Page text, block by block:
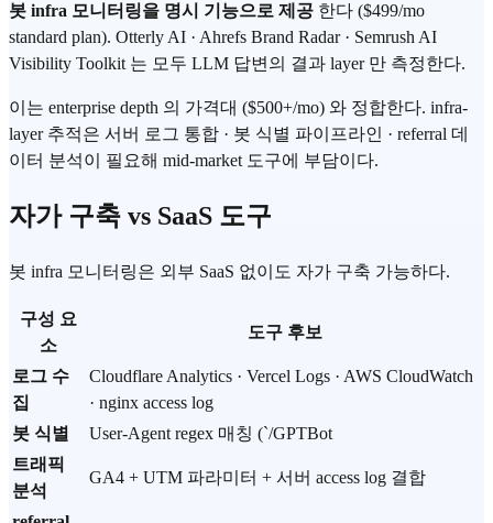
봇 infra 모니터링을 명시 기능으로 제공 한다 ($499/mo
standard plan). Otterly AI · Ahrefs Brand Radar · Semrush AI
Visibility Toolkit 는 모두 LLM 답변의 결과 layer 만 측정한다.
이는 enterprise depth 의 가격대 ($500+/mo) 와 정합한다. infra-
layer 추적은 서버 로그 통합 · 봇 식별 파이프라인 · referral 데
이터 분석이 필요해 mid-market 도구에 부담이다.
자가 구축 vs SaaS 도구
봇 infra 모니터링은 외부 SaaS 없이도 자가 구축 가능하다.
구성 요
소
도구 후보
로그 수
집
Cloudflare Analytics · Vercel Logs · AWS CloudWatch
· nginx access log
봇 식별
User-Agent regex 매칭 (`/GPTBot
트래픽
분석
GA4 + UTM 파라미터 + 서버 access log 결합